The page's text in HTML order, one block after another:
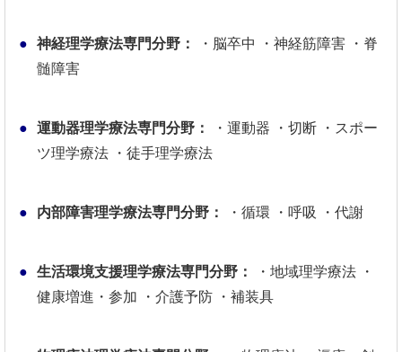
神経理学療法専門分野： ・脳卒中 ・神経筋障害 ・脊
髄障害
運動器理学療法専門分野： ・運動器 ・切断 ・スポー
ツ理学療法 ・徒手理学療法
内部障害理学療法専門分野： ・循環 ・呼吸 ・代謝
生活環境支援理学療法専門分野： ・地域理学療法 ・
健康増進・参加 ・介護予防 ・補装具